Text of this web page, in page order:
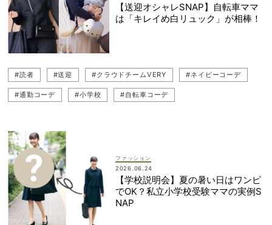
【送迎オシャレSNAP】自転車ママ
は「キレイめ白リュック」が相棒！
#読者 #送迎 #クラウドチームVERY #ネイビーコーデ
#通勤コーデ #小学校 #自転車コーデ
#送り迎えネイビー
ファッション
2026.06.24
【学校説明会】夏の暑い日はワンピ
でOK？私立小学校受験ママの実例S
NAP